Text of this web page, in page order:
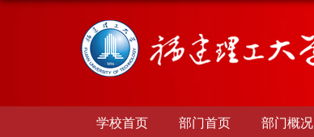
学校首页 部门首页 部门概况